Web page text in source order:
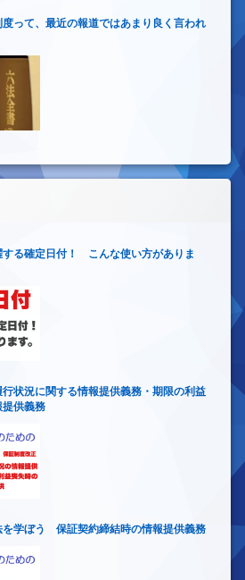
度って、最近の報道ではあまり良く言われ
する確定日付！ こんな使い方がありま
行状況に関する情報提供義務・期限の利益
提供義務
を学ぼう 保証契約締結時の情報提供義務